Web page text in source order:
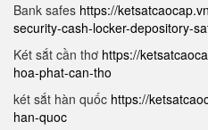
Bank safes https://
security-cash-locker-depository-
Két sắt cần thơ https://
hoa-phat-can-tho
két sắt hàn quốc https://
han-quoc